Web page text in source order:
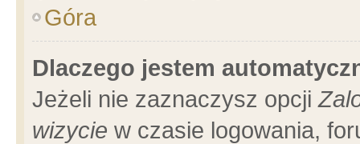
Góra
Dlaczego jestem
Jeżeli nie zaznaczysz opcji
wizycie w czasie logowania,